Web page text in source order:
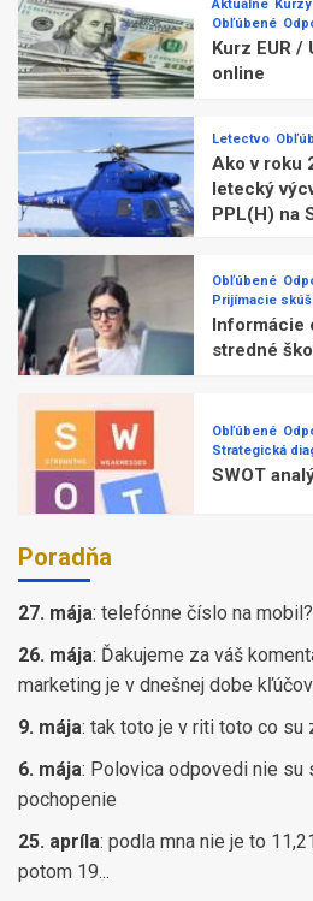
Aktuálne
Obľúbené
Kurz EUR /
online
Letectvo
Ako v roku
letecký
PPL(H) na
Obľúbené
Prijímacie
Informácie
stredné
Obľúbené
Strategická
SWOT
Poradňa
27. mája: telefónne číslo na mobil?
26. mája: Ďakujeme za váš
marketing je v dnešnej dobe
9. mája: tak toto je v riti toto co su
6. mája: Polovica odpovedi nie su
pochopenie
25. apríla: podla mna nie je to
potom 19...